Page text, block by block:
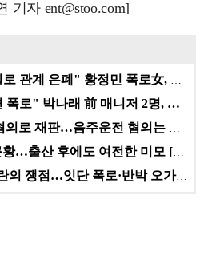
기자 ent@stoo.com]
"카톡 멀티 프로필로 관계 은폐" 황정민 폭로女, 문자…
폭로" 박나래 前 매니저 2명, …
이재룡, '술타기' 혐의로 재판…음주운전 혐의는 미적용…
진아름, 득남 후 근황…출산 후에도 여전한 미모 [스타…
황정민 사생활 논란의 쟁점…잇단 폭로·반박 오가는 소모…